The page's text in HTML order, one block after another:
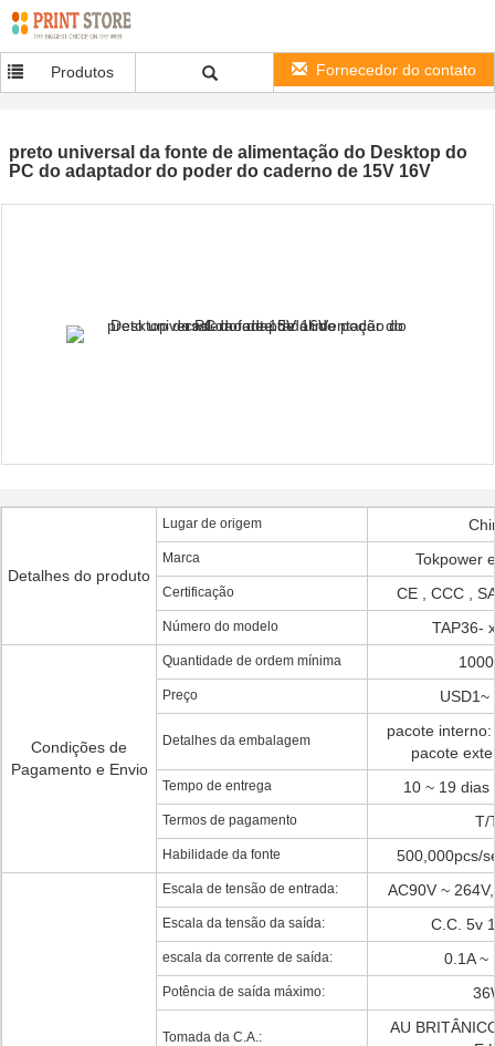
Produtos Fornecedor do contato
preto universal da fonte de alimentação do Desktop do
PC do adaptador do poder do caderno de 15V 16V
Detalhes do produto
Lugar de origem
Marca Tokpower
Certificação CE , CCC ,
Número do modelo TAP36-
Condições de
Pagamento e Envio
Quantidade de ordem mínima
Preço USD1~
Detalhes da embalagem
pacote
pacote
Tempo de entrega 10 ~ 19 dias
Termos de pagamento T/
Habilidade da fonte 500,000pcs/
Escala de tensão de entrada: AC90V ~
Escala da tensão da saída: C.C. 5v
escala da corrente de saída: 0.1A ~
Potência de saída máximo:
Tomada da C.A.:
AU